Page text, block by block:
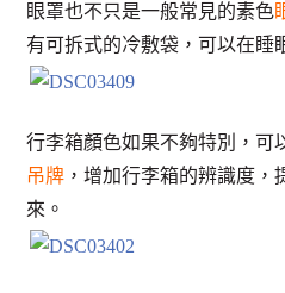
眼罩也不只是一般常見的素色
有可拆式的冷敷袋，可以在睡
行李箱顏色如果不夠特別，可
吊牌 ，增加行李箱的辨識度
來。